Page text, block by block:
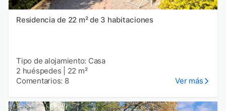
Residencia de 22 m² de 3 habitaciones
Tipo de alojamiento: Casa
2 huéspedes
22 m²
Comentarios: 8
Ver más